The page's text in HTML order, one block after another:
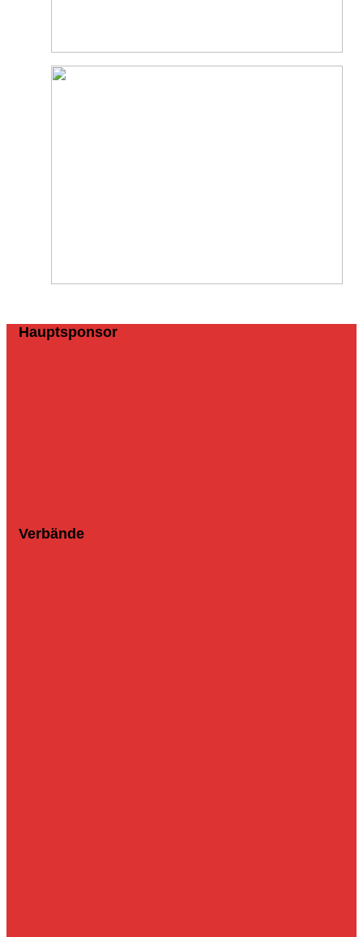
Hauptsponsor
Verbände